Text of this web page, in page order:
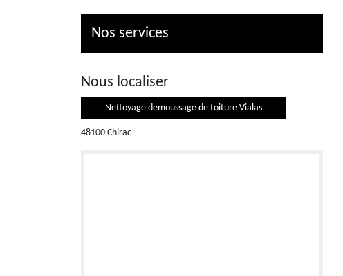
Nos services
Nous localiser
Nettoyage demoussage de toiture Vialas
48100 Chirac